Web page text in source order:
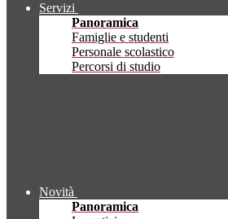
Servizi
Panoramica
Famiglie e studenti
Personale scolastico
Percorsi di studio
Novità
Panoramica